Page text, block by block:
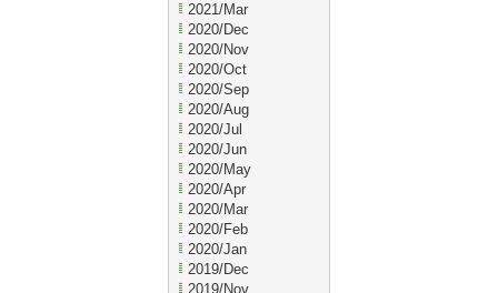
2021/Mar
2020/Dec
2020/Nov
2020/Oct
2020/Sep
2020/Aug
2020/Jul
2020/Jun
2020/May
2020/Apr
2020/Mar
2020/Feb
2020/Jan
2019/Dec
2019/Nov